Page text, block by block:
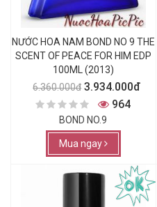
NƯỚC HOA NAM BOND NO 9 THE
SCENT OF PEACE FOR HIM EDP
100ML (2013)
6.360.000đ 3.934.000đ
964
BOND NO.9
Mua ngay